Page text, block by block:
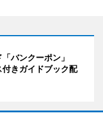
バンクーポン」
きガイドブック配